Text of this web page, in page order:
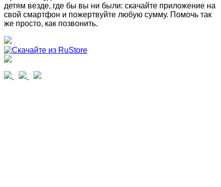
детям везде, где бы вы ни были: скачайте приложение на
свой смартфон и пожертвуйте любую сумму. Помочь так
же просто, как позвонить.